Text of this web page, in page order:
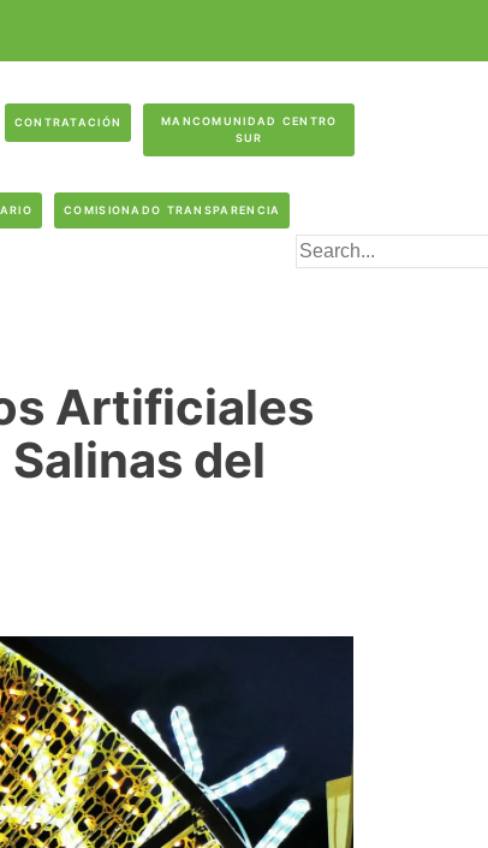
CONTRATACIÓN
MANCOMUNIDAD CENTRO
SUR
COMISIONADO TRANSPARENCIA
Artificiales
del